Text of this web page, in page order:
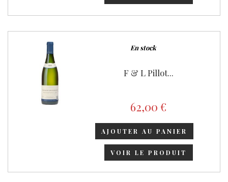
En stock
F & L Pillot...
62,00 €
AJOUTER AU PANIER
VOIR LE PRODUIT